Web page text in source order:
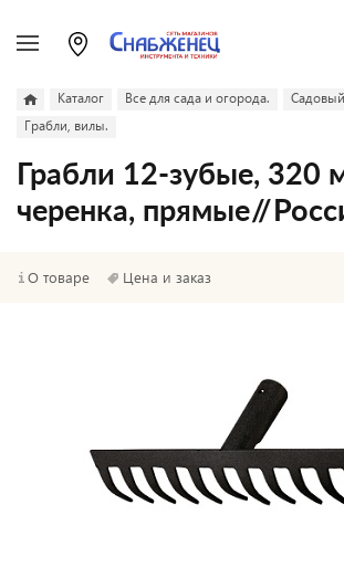
Каталог Все для сада и огорода.
Грабли, вилы.
Грабли 12-зубые, 320
черенка, прямые //
О товаре Цена и заказ